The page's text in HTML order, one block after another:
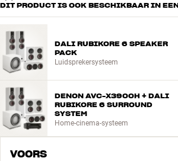
DIT PRODUCT IS OOK BESCHIKBAAR IN
DALI RUBIKORE 6 SPEAKER
PACK
Luidsprekersysteem
DENON AVC-X3900H + DALI
RUBIKORE 6 SURROUND
SYSTEM
Home-cinema-systeem
VOORS